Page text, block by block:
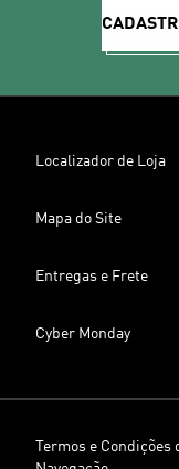
Localizador de Loja
Mapa do Site
Entregas e Frete
Cyber Monday
Termos e Condições